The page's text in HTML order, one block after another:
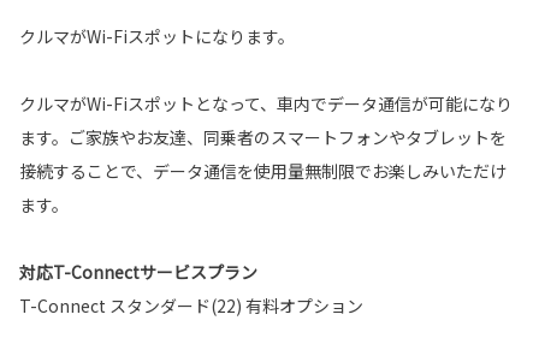
クルマがWi-Fiスポットになります。
クルマがWi-Fiスポットとなって、車内でデータ通信が可能になり
ます。ご家族やお友達、同乗者のスマートフォンやタブレットを
接続することで、データ通信を使用量無制限でお楽しみいただけ
ます。
対応T-Connectサービスプラン
T-Connect スタンダード(22) 有料オプション